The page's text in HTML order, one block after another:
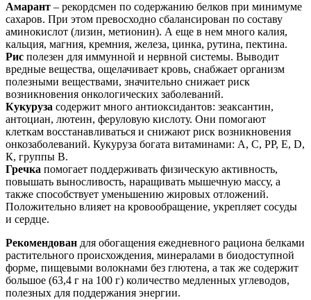
Амарант – рекордсмен по содержанию белков при минимуме
сахаров. При этом превосходно сбалансирован по составу
аминокислот (лизин, метионин). А еще в нем много калия,
кальция, магния, кремния, железа, цинка, рутина, пектина.
Рис полезен для иммунной и нервной системы. Выводит
вредные вещества, ощелачивает кровь, снабжает организм
полезными веществами, значительно снижает риск
возникновения онкологических заболеваний.
Кукуруза содержит много антиоксидантов: зеаксантин,
антоциан, лютеин, феруловую кислоту. Они помогают
клеткам восстанавливаться и снижают риск возникновения
онкозаболеваний. Кукуруза богата витаминами: А, С, РР, Е, D,
К, группы В.
Гречка помогает поддерживать физическую активность,
повышать выносливость, наращивать мышечную массу, а
также способствует уменьшению жировых отложений.
Положительно влияет на кровообращение, укрепляет сосуды
и сердце.
Рекомендован для обогащения ежедневного рациона белками
растительного происхождения, минералами в биодоступной
форме, пищевыми волокнами без глютена, а так же содержит
большое (63,4 г на 100 г) количество медленных углеводов,
полезных для поддержания энергии.